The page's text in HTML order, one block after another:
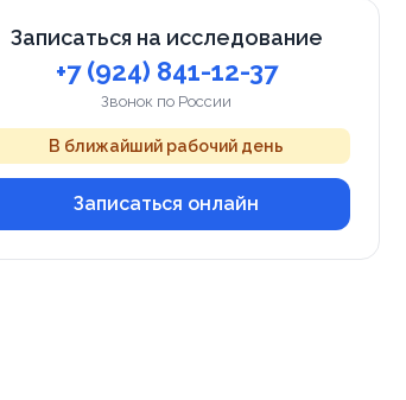
Записаться на исследование
+7 (924) 841-12-37
Звонок по России
В ближайший рабочий день
Записаться онлайн